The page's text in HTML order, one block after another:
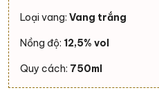
Loại vang: Vang trắng
Nồng độ: 12,5% vol
Quy cách: 750ml